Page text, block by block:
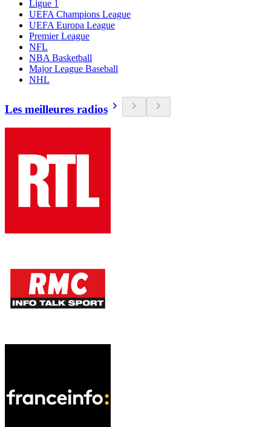
Ligue 1
UEFA Champions League
UEFA Europa League
Premier League
NFL
NBA Basketball
Major League Baseball
NHL
Les meilleures radios